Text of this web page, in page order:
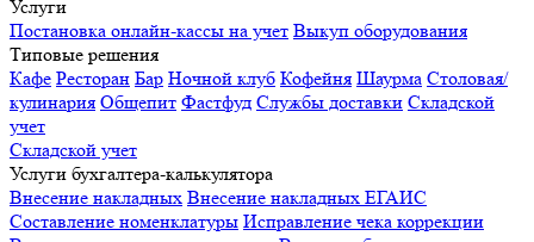
Услуги
Постановка онлайн-кассы на учет Выкуп оборудования
Типовые решения
Кафе Ресторан Бар Ночной клуб Кофейня Шаурма Столовая/
кулинария Общепит Фастфуд Службы доставки Складской
учет
Складской учет
Услуги бухгалтера-калькулятора
Внесение накладных Внесение накладных ЕГАИС
Составление номенклатуры Исправление чека коррекции